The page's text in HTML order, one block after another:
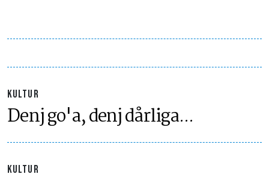
KULTUR
Denj go'a, denj dårliga...
KULTUR